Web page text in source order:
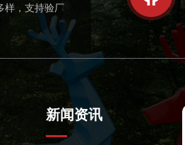
样，支持验厂
新闻资讯